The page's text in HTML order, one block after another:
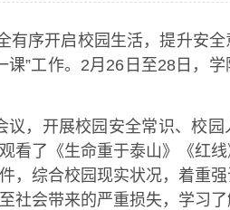
序开启校园生活，提升安
”工作。2月26日至28日，
，开展校园安全常识、校
看了《生命重于泰山》《红
，综合校园现实状况，着重
社会带来的严重损失，学习